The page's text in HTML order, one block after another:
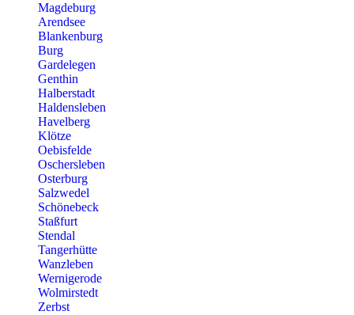
Magdeburg
Arendsee
Blankenburg
Burg
Gardelegen
Genthin
Halberstadt
Haldensleben
Havelberg
Klötze
Oebisfelde
Oschersleben
Osterburg
Salzwedel
Schönebeck
Staßfurt
Stendal
Tangerhütte
Wanzleben
Wernigerode
Wolmirstedt
Zerbst